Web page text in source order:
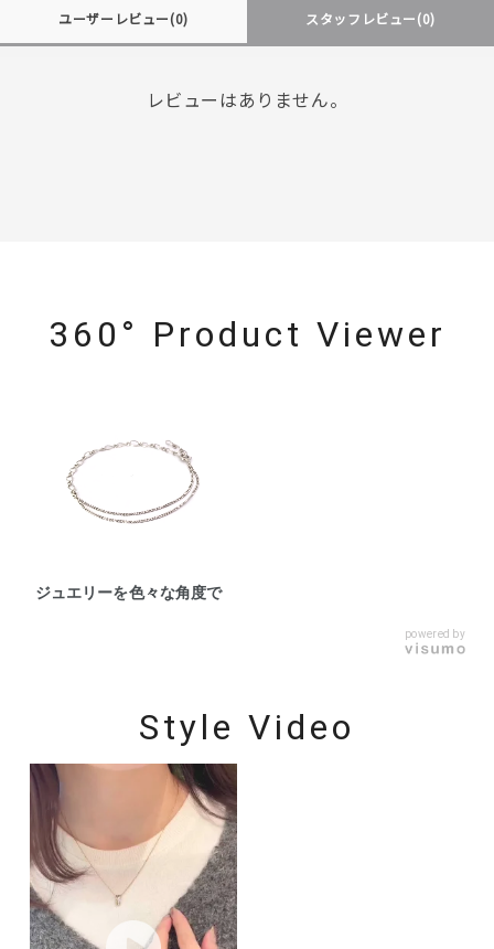
ユーザーレビュー(0) スタッフレビュー(0)
レビューはありません。
360° Product Viewer
ジュエリーを色々な角度で
powered by
Style Video